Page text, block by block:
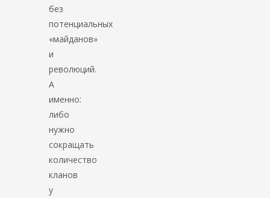
без
потенциальных
«майданов»
и
революций.
А
именно:
либо
нужно
сокращать
количество
кланов
у